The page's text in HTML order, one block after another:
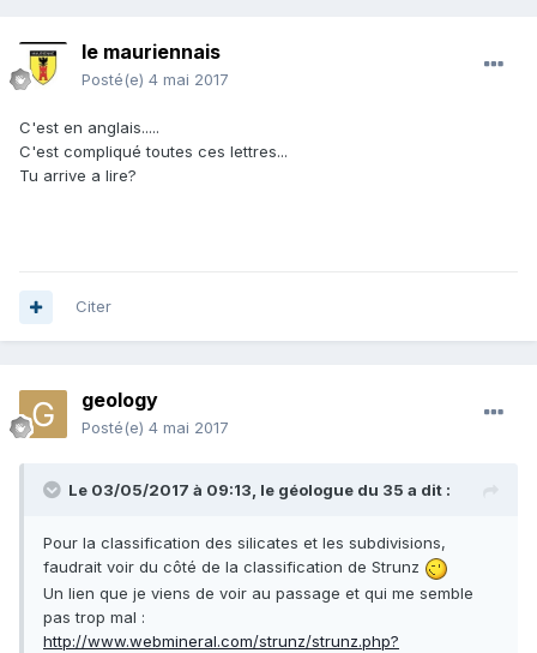
le mauriennais
Posté(e) 4 mai 2017
C'est en anglais.....
C'est compliqué toutes ces lettres...
Tu arrive a lire?
Citer
geology
Posté(e) 4 mai 2017
Le 03/05/2017 à 09:13, le géologue du 35 a dit :
Pour la classification des silicates et les subdivisions,
faudrait voir du côté de la classification de Strunz
Un lien que je viens de voir au passage et qui me semble
pas trop mal :
http://www.webmineral.com/strunz/strunz.php?